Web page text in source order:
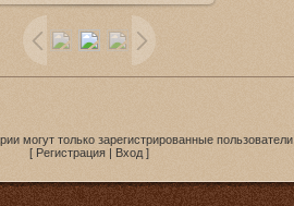
могут только зарегистрированные пользователи.
[ Регистрация | Вход ]